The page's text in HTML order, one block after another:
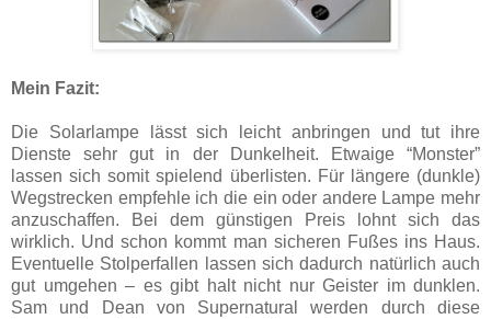
Mein Fazit:
Die Solarlampe lässt sich leicht anbringen und tut ihre
Dienste sehr gut in der Dunkelheit. Etwaige “Monster”
lassen sich somit spielend überlisten. Für längere (dunkle)
Wegstrecken empfehle ich die ein oder andere Lampe mehr
anzuschaffen. Bei dem günstigen Preis lohnt sich das
wirklich. Und schon kommt man sicheren Fußes ins Haus.
Eventuelle Stolperfallen lassen sich dadurch natürlich auch
gut umgehen – es gibt halt nicht nur Geister im dunklen.
Sam und Dean von Supernatural werden durch diese